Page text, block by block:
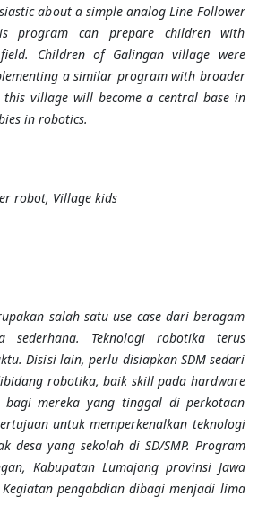
about a simple analog Line Follower
program can prepare children with
Children of Galingan village were
a similar program with broader
village will become a central base in
in robotics.
robot, Village kids
salah satu use case dari beragam
sederhana. Teknologi robotika terus
Disisi lain, perlu disiapkan SDM sedari
robotika, baik skill pada hardware
mereka yang tinggal di perkotaan
untuk memperkenalkan teknologi
desa yang sekolah di SD/SMP. Program
Kabupatan Lumajang provinsi Jawa
pengabdian dibagi menjadi lima